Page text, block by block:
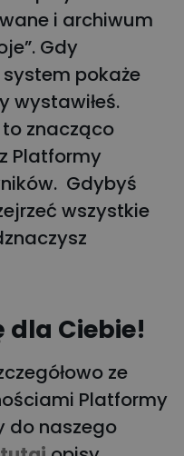
i archiwum
Gdy
pokaże
wystawiłeś.
znacząco
Platformy
Gdybyś
wszystkie
dla Ciebie!
ze
Platformy
do naszego